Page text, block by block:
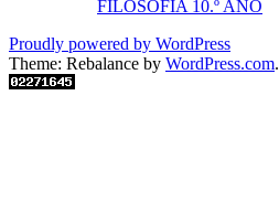
FILOSOFIA 10.º ANO
Proudly powered by WordPress
Theme: Rebalance by WordPress.com.